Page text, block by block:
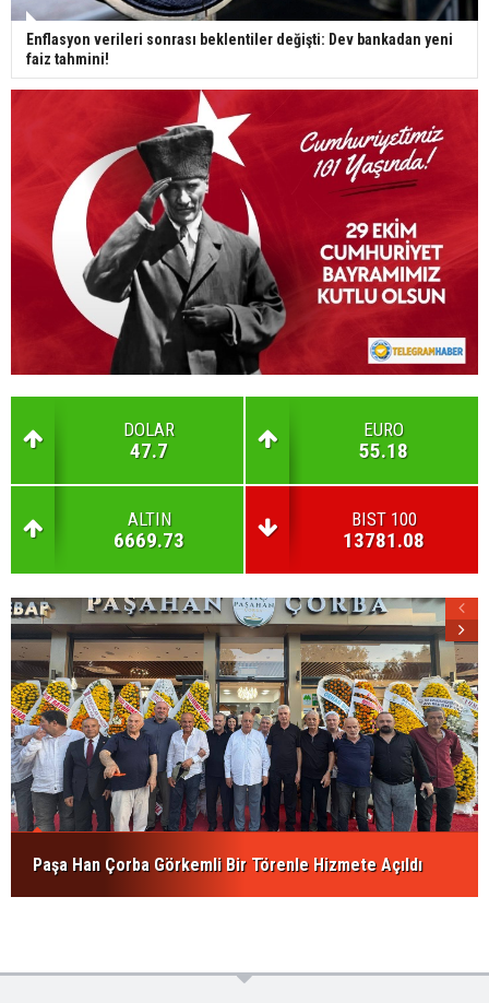
Enflasyon verileri sonrası beklentiler değişti: Dev bankadan yeni
faiz tahmini!
DOLAR
47.7
EURO
55.18
ALTIN
6669.73
BIST 100
13781.08
Paşa Han Çorba Görkemli Bir Törenle Hizmete Açıldı